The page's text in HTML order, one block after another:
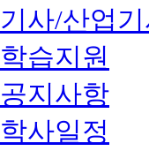
기사/산업
학습지원
공지사항
학사일정